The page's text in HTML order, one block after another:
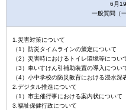
6月
一般質問（
1.災害対策について
（1）防災タイムラインの策定について
（2）災害時におけるトイレ環境等につい
（3）車いすけん引補助装置の導入につい
（4）小中学校の防災教育における浸水
2.デジタル推進について
（1）市主催行事における案内状について
3.福祉保健行政について